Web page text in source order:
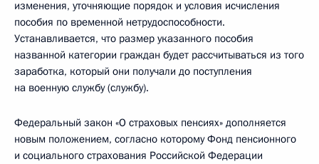
изменения, уточняющие порядок и условия исчисления
пособия по временной нетрудоспособности.
Устанавливается, что размер указанного пособия
названной категории граждан будет рассчитываться из того
заработка, который они получали до поступления
на военную службу (службу).
Федеральный закон «О страховых пенсиях» дополняется
новым положением, согласно которому Фонд пенсионного
и социального страхования Российской Федерации